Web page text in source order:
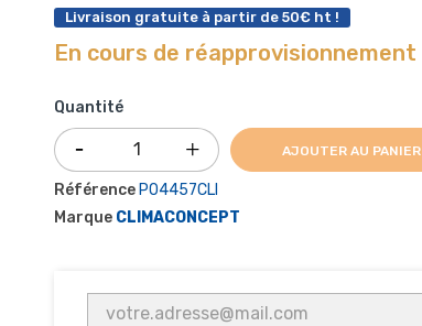
Livraison gratuite à partir de 50€ ht !
En cours de réapprovisionnement
Quantité
AJOUTER AU PANIER
Référence P04457CLI
Marque CLIMACONCEPT